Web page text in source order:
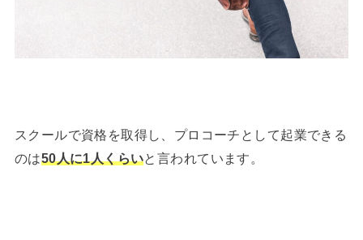
スクールで資格を取得し、プロコーチとして起業できる
のは50人に1人くらいと言われています。